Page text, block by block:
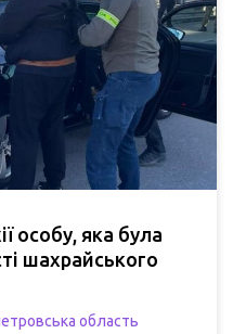
особу, яка була
шахрайського
область